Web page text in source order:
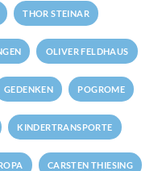
THOR STEINAR
OLIVER FELDHAUS
GEDENKEN POGROME
KINDERTRANSPORTE
CARSTEN THIESING